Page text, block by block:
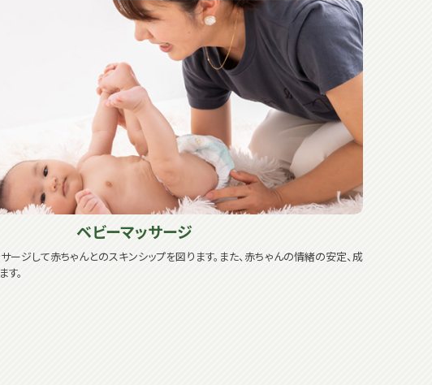
ベビーマッサージ
ージして赤ちゃんとのスキンシップを図ります。また、赤ちゃんの情緒の安定、成
。